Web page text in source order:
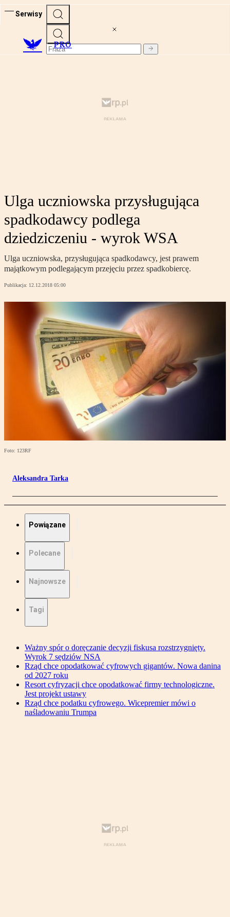
Serwisy
PRO
Ulga uczniowska przysługująca
spadkodawcy podlega
dziedziczeniu - wyrok WSA
Ulga uczniowska, przysługująca spadkodawcy, jest prawem
majątkowym podlegającym przejęciu przez spadkobiercę.
Publikacja: 12.12.2018 05:00
Foto: 123RF
Aleksandra Tarka
Powiązane
Polecane
Najnowsze
Tagi
Ważny spór o doręczanie decyzji fiskusa rozstrzygnięty.
Wyrok 7 sędziów NSA
Rząd chce opodatkować cyfrowych gigantów. Nowa danina
od 2027 roku
Resort cyfryzacji chce opodatkować firmy technologiczne.
Jest projekt ustawy
Rząd chce podatku cyfrowego. Wicepremier mówi o
naśladowaniu Trumpa